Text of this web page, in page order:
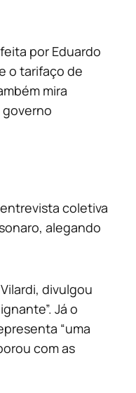
por Eduardo
o tarifaço de
mira
coletiva
alegando
divulgou
Já o
“uma
com as